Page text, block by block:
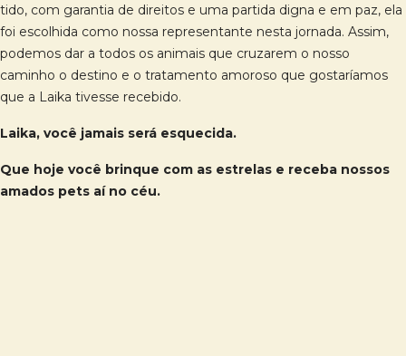
tido, com garantia de direitos e uma partida digna e em paz, ela
foi escolhida como nossa representante nesta jornada. Assim,
podemos dar a todos os animais que cruzarem o nosso
caminho o destino e o tratamento amoroso que gostaríamos
que a Laika tivesse recebido.
Laika, você jamais será esquecida.
Que hoje você brinque com as estrelas e receba nossos
amados pets aí no céu.